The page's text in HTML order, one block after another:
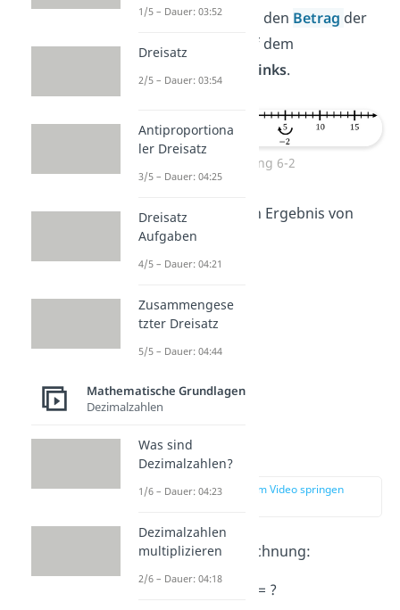
Ausgangszahl 6
um den Betrag der
zweiten Zahl
auf dem
links.
Rechnung 6-2
So erreichst du dein Ergebnis von
3,8.
Beispiel 2:
zur Stelle im Video springen
Jetzt hast du die Rechnung:
= ?
1/5 – Dauer: 03:52
Dreisatz
2/5 – Dauer: 03:54
Antiproportiona
ler Dreisatz
3/5 – Dauer: 04:25
Dreisatz
Aufgaben
4/5 – Dauer: 04:21
Zusammengese
tzter Dreisatz
5/5 – Dauer: 04:44
Mathematische Grundlagen
Dezimalzahlen
Was sind
Dezimalzahlen?
1/6 – Dauer: 04:23
Dezimalzahlen
multiplizieren
2/6 – Dauer: 04:18